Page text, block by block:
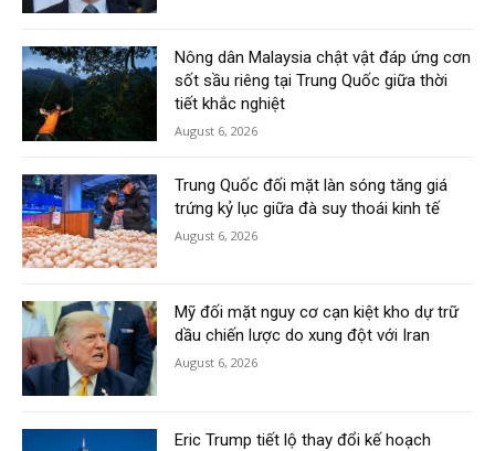
Nông dân Malaysia chật vật đáp ứng cơn
sốt sầu riêng tại Trung Quốc giữa thời
tiết khắc nghiệt
August 6, 2026
Trung Quốc đối mặt làn sóng tăng giá
trứng kỷ lục giữa đà suy thoái kinh tế
August 6, 2026
Mỹ đối mặt nguy cơ cạn kiệt kho dự trữ
dầu chiến lược do xung đột với Iran
August 6, 2026
Eric Trump tiết lộ thay đổi kế hoạch